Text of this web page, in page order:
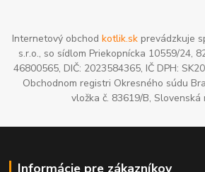
Internetový obchod kotlik.skprevádzkuje
s.r.o., so sídlom Priekopnícka 10559/24,
46800565, DIČ: 2023584365, IČ DPH:
Obchodnom registri Okresného súdu
vložka č. 83619/B, Slovenská
Informácie pre zákazníkov